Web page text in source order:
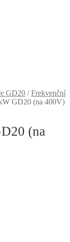
GD20 /Frekvenční
GD20 (na 400V)
(na